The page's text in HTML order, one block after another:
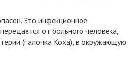
Это инфекционное
от больного человека,
(палочка Коха), в окружающую